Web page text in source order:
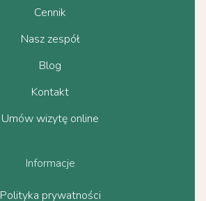
Cennik
Nasz zespół
Blog
Kontakt
Umów wizytę online
Informacje
Polityka prywatności